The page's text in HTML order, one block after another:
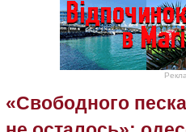
«Свободного